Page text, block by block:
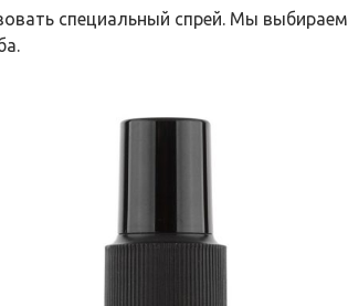
специальный спрей. Мы выбираем